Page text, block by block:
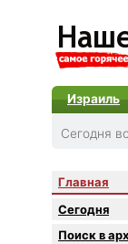
Израиль
Сегодня
Главная
Сегодня
Поиск в